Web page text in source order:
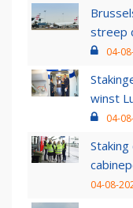
streep
04-
winst
04-
04-08-